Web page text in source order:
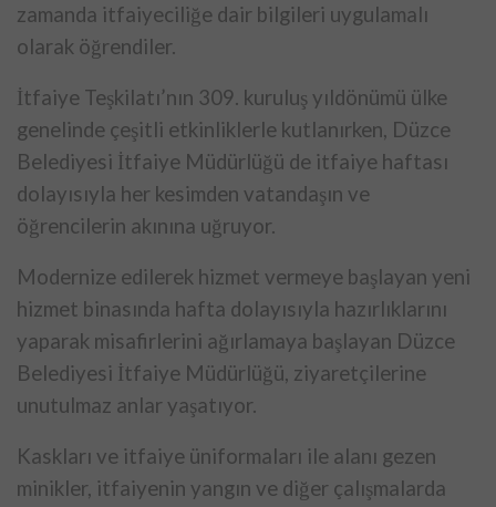
zamanda itfaiyeciliğe dair bilgileri uygulamalı
olarak öğrendiler.
İtfaiye Teşkilatı’nın 309. kuruluş yıldönümü ülke
genelinde çeşitli etkinliklerle kutlanırken, Düzce
Belediyesi İtfaiye Müdürlüğü de itfaiye haftası
dolayısıyla her kesimden vatandaşın ve
öğrencilerin akınına uğruyor.
Modernize edilerek hizmet vermeye başlayan yeni
hizmet binasında hafta dolayısıyla hazırlıklarını
yaparak misafirlerini ağırlamaya başlayan Düzce
Belediyesi İtfaiye Müdürlüğü, ziyaretçilerine
unutulmaz anlar yaşatıyor.
Kaskları ve itfaiye üniformaları ile alanı gezen
minikler, itfaiyenin yangın ve diğer çalışmalarda